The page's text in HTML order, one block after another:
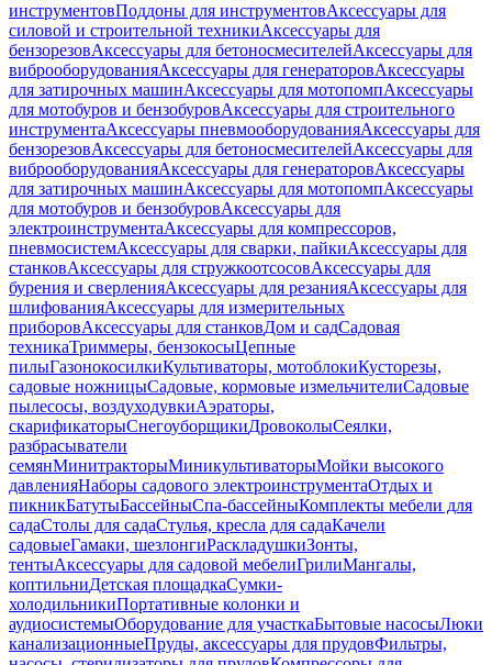
инструментовПоддоны для инструментовАксессуары для
силовой и строительной техникиАксессуары для
бензорезовАксессуары для бетоносмесителейАксессуары для
виброоборудованияАксессуары для генераторовАксессуары
для затирочных машинАксессуары для мотопомпАксессуары
для мотобуров и бензобуровАксессуары для строительного
инструментаАксессуары пневмооборудованияАксессуары для
бензорезовАксессуары для бетоносмесителейАксессуары для
виброоборудованияАксессуары для генераторовАксессуары
для затирочных машинАксессуары для мотопомпАксессуары
для мотобуров и бензобуровАксессуары для
электроинструментаАксессуары для компрессоров,
пневмосистемАксессуары для сварки, пайкиАксессуары для
станковАксессуары для стружкоотсосовАксессуары для
бурения и сверленияАксессуары для резанияАксессуары для
шлифованияАксессуары для измерительных
приборовАксессуары для станковДом и садСадовая
техникаТриммеры, бензокосыЦепные
пилыГазонокосилкиКультиваторы, мотоблокиКусторезы,
садовые ножницыСадовые, кормовые измельчителиСадовые
пылесосы, воздуходувкиАэраторы,
скарификаторыСнегоуборщикиДровоколыСеялки,
разбрасыватели
семянМинитракторыМиникультиваторыМойки высокого
давленияНаборы садового электроинструментаОтдых и
пикникБатутыБассейныСпа-бассейныКомплекты мебели для
садаСтолы для садаСтулья, кресла для садаКачели
садовыеГамаки, шезлонгиРаскладушкиЗонты,
тентыАксессуары для садовой мебелиГрилиМангалы,
коптильниДетская площадкаСумки-
холодильникиПортативные колонки и
аудиосистемыОборудование для участкаБытовые насосыЛюки
канализационныеПруды, аксессуары для прудовФильтры,